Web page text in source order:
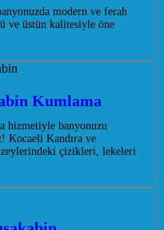
modern ve ferah
ve üstün kalitesiyle öne
Kumlama
hizmetiyle banyonuzu
Kocaeli Kandıra ve
çizikleri, lekeleri